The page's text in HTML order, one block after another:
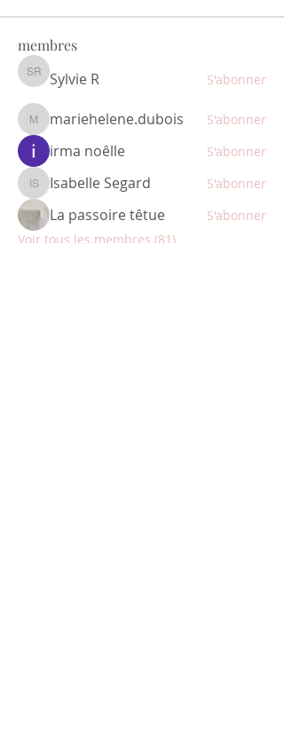
membres
Sylvie RSylvie R S'abonner
mariehelene.dubois
mariehelene.dubois S'abonner
irma noêlle S'abonner
Isabelle Segard
Isabelle Segard S'abonner
La passoire têtue
S'abonner
Voir tous les membres (81)